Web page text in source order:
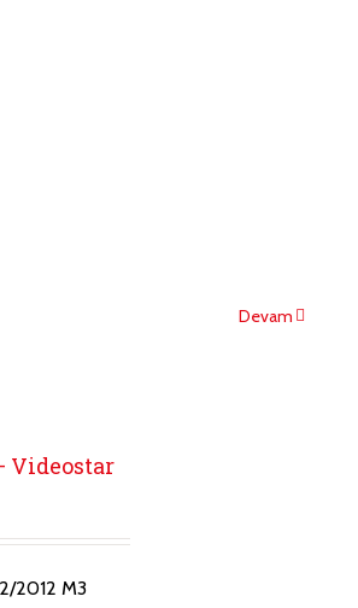
Devam
Videostar
2012 M3